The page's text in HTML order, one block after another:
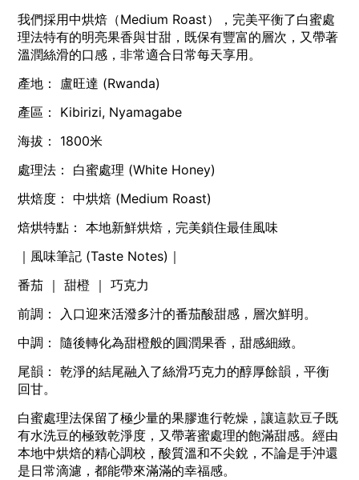
我們採用中烘焙（Medium Roast），完美平衡了白蜜處
理法特有的明亮果香與甘甜，既保有豐富的層次，又帶著
溫潤絲滑的口感，非常適合日常每天享用。
產地： 盧旺達 (Rwanda)
產區： Kibirizi, Nyamagabe
海拔： 1800米
處理法： 白蜜處理 (White Honey)
烘焙度： 中烘焙 (Medium Roast)
焙烘特點： 本地新鮮烘焙，完美鎖住最佳風味
｜風味筆記 (Taste Notes)｜
番茄 ｜ 甜橙 ｜ 巧克力
前調： 入口迎來活潑多汁的番茄酸甜感，層次鮮明。
中調： 隨後轉化為甜橙般的圓潤果香，甜感細緻。
尾韻： 乾淨的結尾融入了絲滑巧克力的醇厚餘韻，平衡
回甘。
白蜜處理法保留了極少量的果膠進行乾燥，讓這款豆子既
有水洗豆的極致乾淨度，又帶著蜜處理的飽滿甜感。經由
本地中烘焙的精心調校，酸質溫和不尖銳，不論是手沖還
是日常滴濾，都能帶來滿滿的幸福感。